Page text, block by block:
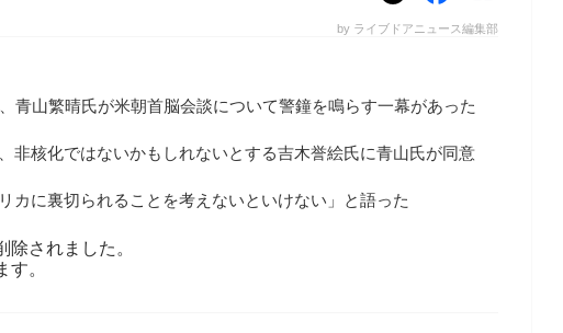
by ライブドアニュース編集部
青山繁晴氏が米朝首脳会談について警鐘を鳴らす一幕があった
非核化ではないかもしれないとする吉木誉絵氏に青山氏が同意
カに裏切られることを考えないといけない」と語った
されました。
。